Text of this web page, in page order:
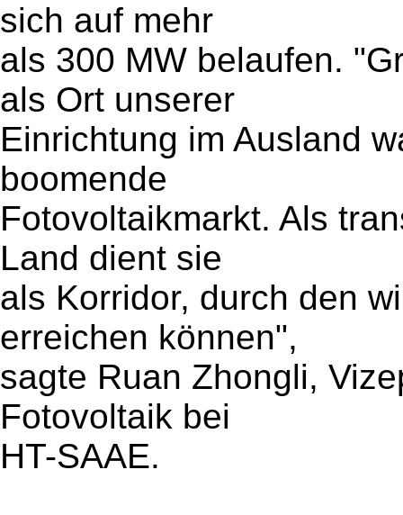
sich auf mehr
als 300 MW belaufen.
als Ort unserer
Einrichtung im Ausland
boomende
Fotovoltaikmarkt. Als
Land dient sie
als Korridor, durch den
erreichen können",
sagte Ruan Zhongli,
Fotovoltaik bei
HT-SAAE.